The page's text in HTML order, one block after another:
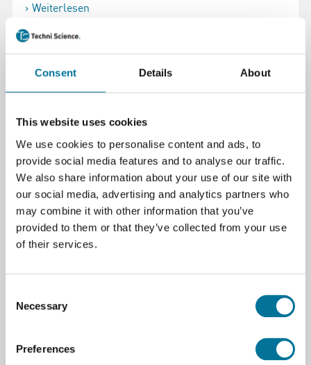
Consent Details About
This website uses cookies
We use cookies to personalise content and ads, to
provide social media features and to analyse our traffic.
We also share information about your use of our site with
our social media, advertising and analytics partners who
may combine it with other information that you’ve
provided to them or that they’ve collected from your use
of their services.
Selection
Necessary
Preferences
Weiterlesen
2,45 € inkl. MwSt.
Zum Warenkorb hinzufügen
Wiederaufladbare AA LR06 Batterien im 4-Stück-
Haushaltsgeräte. Kompakt und praktisch, geeignet